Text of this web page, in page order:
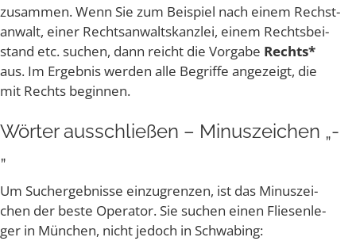
zusam­men. Wenn Sie zum Bei­spiel nach einem Rechst­
an­walt, einer Rechts­an­walts­kanz­lei, einem Rechts­bei­
stand etc. suchen, dann reicht die Vor­ga­be Rechts*
aus. Im Ergeb­nis wer­den alle Begrif­fe ange­zeigt, die
mit Rechts beginnen.
Wör­ter aus­schlie­ßen – Minuszeichen „-
„
Um Such­ergeb­nis­se ein­zu­gren­zen, ist das Minus­zei­
chen der bes­te Ope­ra­tor. Sie suchen einen Flie­sen­le­
ger in Mün­chen, nicht jedoch in Schwabing: